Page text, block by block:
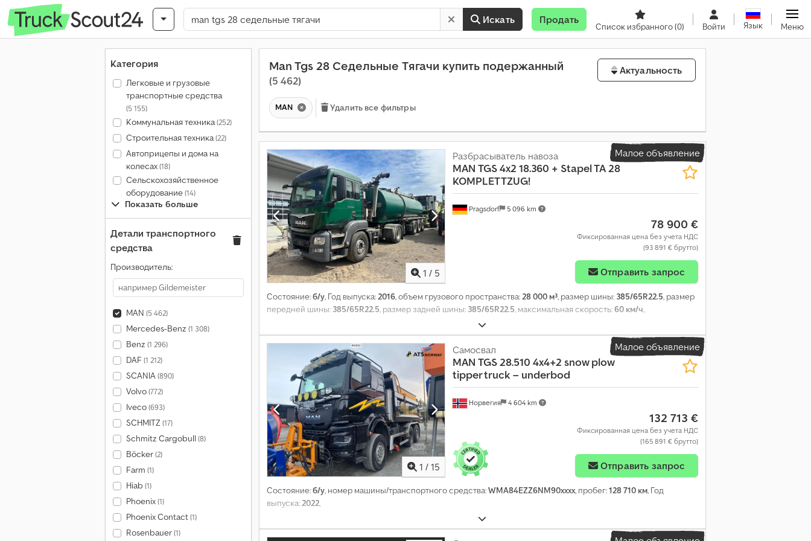
Искать Продать
Список избранного(0) Войти Язык Меню
Категория
Легковые и грузовые
транспортные средства
(5 155)
Коммунальная техника(252)
Строительная техника(22)
Автоприцепы и дома на
колесах(18)
Сельскохозяйственное
оборудование(14)
Показать больше
Детали транспортного
средства
Производитель:
MAN (5 462)
Mercedes-Benz (1 308)
Benz (1 296)
DAF (1 212)
SCANIA(890)
Volvo(772)
Iveco(693)
SCHMITZ(17)
Schmitz Cargobull (8)
Böcker(2)
Farm (1)
Hiab (1)
Phoenix(1)
Phoenix Contact(1)
Rosenbauer(1)
Man Tgs 28 Седельные Тягачи купить подержанный
(5 462)
Актуальность
MAN Удалить все фильтры
Малое объявление
1 / 5
Pragsdorf 5 096 km
Разбрасыватель навоза
MAN TGS 4x2 18.360 + Stapel TA 28
KOMPLETTZUG!
78 900 €
Фиксированная цена без учета НДС
(93 891 € брутто)
Отправить запрос
Состояние:б/у, Год выпуска:2016, объем грузового пространства:28 000 м³, размер шины: 385/65R22.5, размер
передней шины: 385/65R22.5, размер задней шины: 385/65R22.5, максимальная скорость:60 км/ч,
Малое объявление
1 / 15
Норвегия 4 604 km
Самосвал
MAN TGS 28.510 4x4+2 snow plow
tipper truck – underbod
132 713 €
Фиксированная цена без учета НДС
(165 891 € брутто)
Отправить запрос
Состояние:б/у, номер машины/транспортного средства:WMA84EZZ6NM90xxxx, пробег:128 710 км, Год
выпуска:2022,
е
с
я
ч
н
о
б
о
4
0
0
з